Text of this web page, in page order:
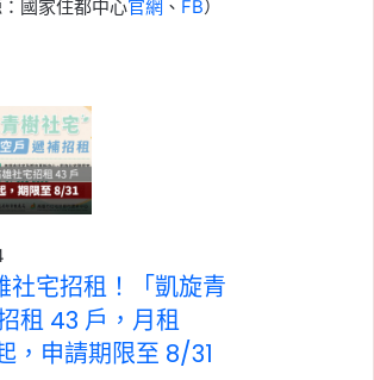
：國家住都中心官網 、 FB）
社宅招租！「凱旋青
租 43 戶，月租
，申請期限至 8/31